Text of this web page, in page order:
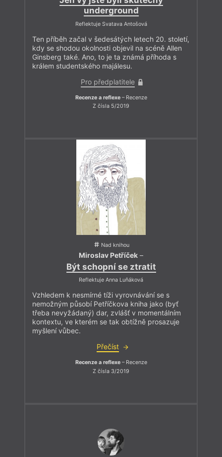
underground
Reflektuje Svatava Antošová
Ten příběh začal v šedesátých letech 20. století,
kdy se shodou okolnosti objevil na scéně Allen
Ginsberg také. Ano, to je ta známá příhoda s
králem studentského majálesu.
Pro předplatitele
Recenze a reflexe– Recenze
Z čísla 5/2019
Nad knihou
Miroslav Petříček –
Být schopní se ztratit
Reflektuje Anna Luňáková
Vzhledem k nesmírné tíži vyrovnávání se s
nemožným působí Petříčkova kniha jako (byť
třeba nevyžádaný) dar, zvlášť v momentálním
kontextu, ve kterém se tak obtížně prosazuje
myšlení vůbec.
Přečíst
Recenze a reflexe– Recenze
Z čísla 3/2019